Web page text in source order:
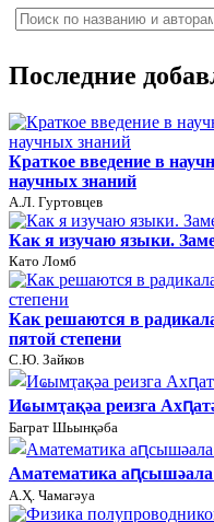
Последние
Краткое введение в
научных знаний
А.Л. Гуртовцев
Как я изучаю языки.
Като Ломб
Как решаются в
пятой степени
С.Ю. Зайков
Иҩымҭақәа реизга
Баграт Шьынқәба
Аматематика аԥсышәала
А.Ҳ. Чамагәуа